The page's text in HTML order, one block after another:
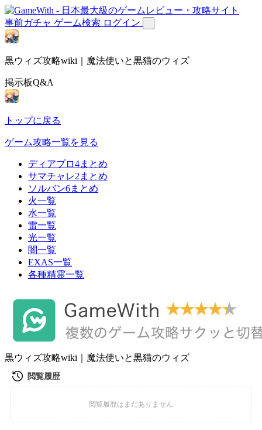
事前ガチャ ゲーム検索 ログイン
黒ウィズ攻略wiki｜魔法使いと黒猫のウィズ
掲示板Q&A
トップに戻る
ゲーム攻略一覧を見る
ディアブロ4まとめ
サマチャレ2まとめ
ソルバン6まとめ
火一覧
水一覧
雷一覧
光一覧
闇一覧
EXAS一覧
各種精霊一覧
黒ウィズ攻略wiki｜魔法使いと黒猫のウィズ